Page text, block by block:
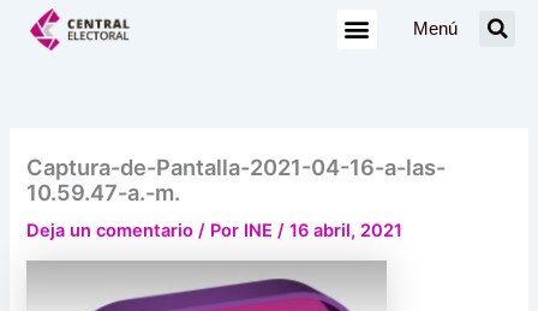
Menú
Captura-de-Pantalla-2021-04-16-a-las-
10.59.47-a.-m.
Deja un comentario / Por INE/16 abril, 2021